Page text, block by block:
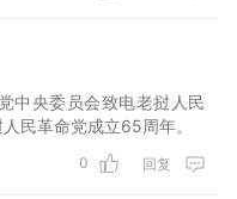
中央委员会致电老挝人民
民革命党成立65周年。
0 回复